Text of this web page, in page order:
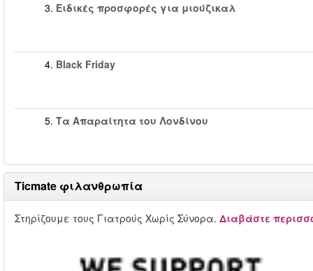
3. Ειδικές προσφορές για μιούζικαλ
4. Black Friday
5. Τα Απαραίτητα του Λονδίνου
Ticmate φιλανθρωπία
Στηρίζουμε τους Γιατρούς Χωρίς Σύνορα. Διαβάστε